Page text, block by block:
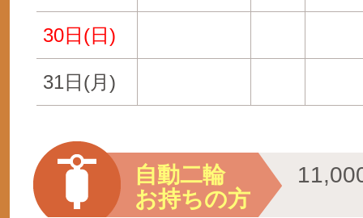
30日(日)
31日(月)
自動二輪
お持ちの方